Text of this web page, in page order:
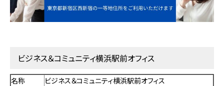
ビジネス＆コミュニティ横浜駅前オフィス
名称
ビジネス＆コミュニティ横浜駅前オフィス